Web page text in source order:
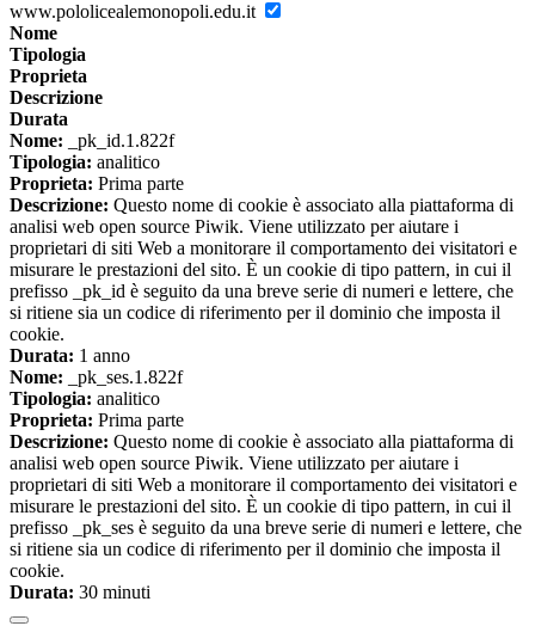
www.pololicealemonopoli.edu.it
Nome
Tipologia
Proprieta
Descrizione
Durata
Nome: _pk_id.1.822f
Tipologia: analitico
Proprieta: Prima parte
Descrizione: Questo nome di cookie è associato alla piattaforma di
analisi web open source Piwik. Viene utilizzato per aiutare i
proprietari di siti Web a monitorare il comportamento dei visitatori e
misurare le prestazioni del sito. È un cookie di tipo pattern, in cui il
prefisso _pk_id è seguito da una breve serie di numeri e lettere, che
si ritiene sia un codice di riferimento per il dominio che imposta il
cookie.
Durata: 1 anno
Nome: _pk_ses.1.822f
Tipologia: analitico
Proprieta: Prima parte
Descrizione: Questo nome di cookie è associato alla piattaforma di
analisi web open source Piwik. Viene utilizzato per aiutare i
proprietari di siti Web a monitorare il comportamento dei visitatori e
misurare le prestazioni del sito. È un cookie di tipo pattern, in cui il
prefisso _pk_ses è seguito da una breve serie di numeri e lettere, che
si ritiene sia un codice di riferimento per il dominio che imposta il
cookie.
Durata: 30 minuti